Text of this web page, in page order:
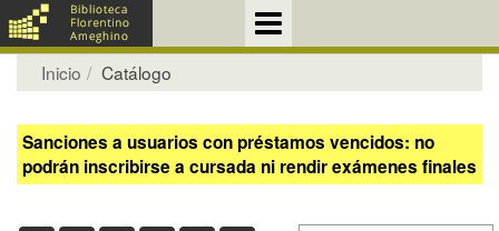
Inicio Catálogo
Sanciones a usuarios con préstamos vencidos: no
podrán inscribirse a cursada ni rendir exámenes finales